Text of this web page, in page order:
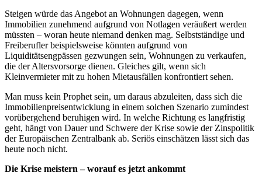
Steigen würde das Angebot an Wohnungen dagegen, wenn
Immobilien zunehmend aufgrund von Notlagen veräußert werden
müssten – woran heute niemand denken mag. Selbstständige und
Freiberufler beispielsweise könnten aufgrund von
Liquiditätsengpässen gezwungen sein, Wohnungen zu verkaufen,
die der Altersvorsorge dienen. Gleiches gilt, wenn sich
Kleinvermieter mit zu hohen Mietausfällen konfrontiert sehen.
Man muss kein Prophet sein, um daraus abzuleiten, dass sich die
Immobilienpreisentwicklung in einem solchen Szenario zumindest
vorübergehend beruhigen wird. In welche Richtung es langfristig
geht, hängt von Dauer und Schwere der Krise sowie der Zinspolitik
der Europäischen Zentralbank ab. Seriös einschätzen lässt sich das
heute noch nicht.
Die Krise meistern – worauf es jetzt ankommt